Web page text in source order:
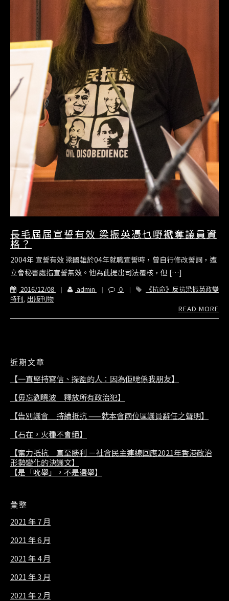
長毛屆屆宣誓有效 梁振英憑乜嘢褫奪議員資
格？
2004年 宣誓有效 梁國雄於04年就職宣誓時，曾自行修改誓詞，遭
立會秘書處指宣誓無效。他為此提出司法覆核，但 […]
2016/12/08 admin 0
《抗命》反抗梁振英政變
特刊, 出版刊物
READ MORE
近期文章
【一直堅持寫信、探監的人：因為佢哋係我朋友】
【毋忘劉曉波 釋放所有政治犯】
【告別議會 持續抵抗 ——就本會兩位區議員辭任之聲明】
【石在，火種不會絕】
【奮力抵抗 直至勝利 －社會民主連線回應2021年香港政治
形勢變化的決議文】
【是「吮舉」，不是選舉】
彙整
2021 年 7 月
2021 年 6 月
2021 年 4 月
2021 年 3 月
2021 年 2 月